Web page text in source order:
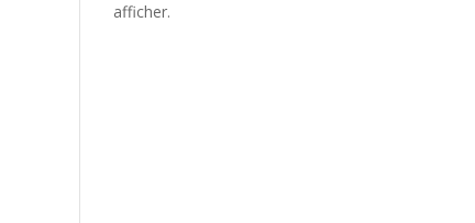
afficher.